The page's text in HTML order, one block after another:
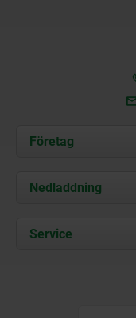
Företag
Om oss
Kontakt
Nedladdning
Documents
Service